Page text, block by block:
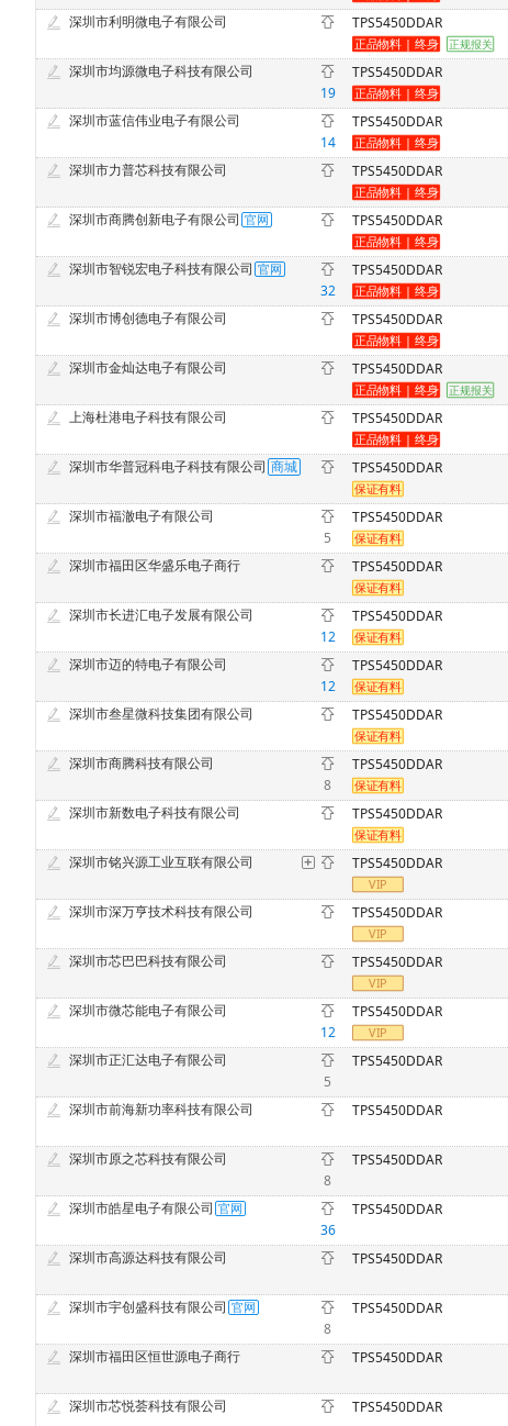
深圳市利明微电子有限公司
TPS5450DDAR
深圳市均源微电子科技有限公司
19
TPS5450DDAR
深圳市蓝信伟业电子有限公司
14
TPS5450DDAR
深圳市力普芯科技有限公司 TPS5450DDAR
深圳市商腾创新电子有限公司 TPS5450DDAR
深圳市智锐宏电子科技有限公司
32
TPS5450DDAR
深圳市博创德电子有限公司 TPS5450DDAR
深圳市金灿达电子有限公司 TPS5450DDAR
上海杜港电子科技有限公司
TPS5450DDAR
深圳市华普冠科电子科技有限公司
TPS5450DDAR
深圳市福澈电子有限公司
5
TPS5450DDAR
深圳市福田区华盛乐电子商行 TPS5450DDAR
深圳市长进汇电子发展有限公司
12
TPS5450DDAR
深圳市迈的特电子有限公司
12
TPS5450DDAR
深圳市叁星微科技集团有限公司 TPS5450DDAR
深圳市商腾科技有限公司
8
TPS5450DDAR
深圳市新数电子科技有限公司
TPS5450DDAR
深圳市铭兴源工业互联有限公司 TPS5450DDAR
深圳市深万亨技术科技有限公司 TPS5450DDAR
深圳市芯巴巴科技有限公司 TPS5450DDAR
深圳市微芯能电子有限公司
12
TPS5450DDAR
深圳市正汇达电子有限公司
5
TPS5450DDAR
深圳市前海新功率科技有限公司 TPS5450DDAR
深圳市原之芯科技有限公司
8
TPS5450DDAR
深圳市皓星电子有限公司
36
TPS5450DDAR
深圳市高源达科技有限公司 TPS5450DDAR
深圳市宇创盛科技有限公司
8
TPS5450DDAR
深圳市福田区恒世源电子商行 TPS5450DDAR
深圳市芯悦荟科技有限公司 TPS5450DDAR